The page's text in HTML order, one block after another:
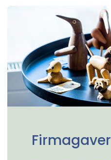
Firmagaver